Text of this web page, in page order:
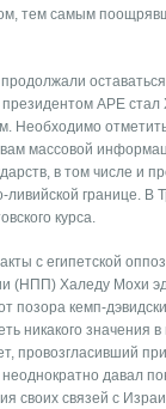
тем самым
президентом АРЕ
Необходимо
массовой
в том числе и
ливийской границе. В
курса.
с египетской
(НПП) Халеду Мохи
позора кемп-
никакого значения
провозгласивший
давал
своих связей с